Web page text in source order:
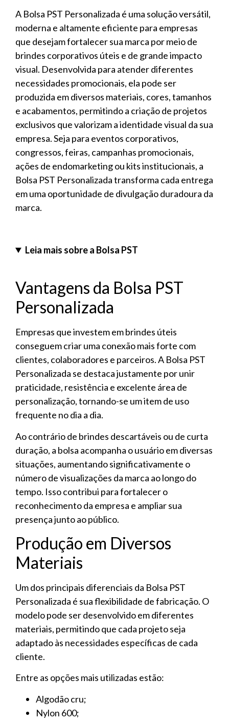
A Bolsa PST Personalizada é uma solução versátil,
moderna e altamente eficiente para empresas
que desejam fortalecer sua marca por meio de
brindes corporativos úteis e de grande impacto
visual. Desenvolvida para atender diferentes
necessidades promocionais, ela pode ser
produzida em diversos materiais, cores, tamanhos
e acabamentos, permitindo a criação de projetos
exclusivos que valorizam a identidade visual da sua
empresa. Seja para eventos corporativos,
congressos, feiras, campanhas promocionais,
ações de endomarketing ou kits institucionais, a
Bolsa PST Personalizada transforma cada entrega
em uma oportunidade de divulgação duradoura da
marca.
Leia mais sobre a Bolsa PST
Vantagens da Bolsa PST
Personalizada
Empresas que investem em brindes úteis
conseguem criar uma conexão mais forte com
clientes, colaboradores e parceiros. A Bolsa PST
Personalizada se destaca justamente por unir
praticidade, resistência e excelente área de
personalização, tornando-se um item de uso
frequente no dia a dia.
Ao contrário de brindes descartáveis ou de curta
duração, a bolsa acompanha o usuário em diversas
situações, aumentando significativamente o
número de visualizações da marca ao longo do
tempo. Isso contribui para fortalecer o
reconhecimento da empresa e ampliar sua
presença junto ao público.
Produção em Diversos
Materiais
Um dos principais diferenciais da Bolsa PST
Personalizada é sua flexibilidade de fabricação. O
modelo pode ser desenvolvido em diferentes
materiais, permitindo que cada projeto seja
adaptado às necessidades específicas de cada
cliente.
Entre as opções mais utilizadas estão:
Algodão cru;
Nylon 600;